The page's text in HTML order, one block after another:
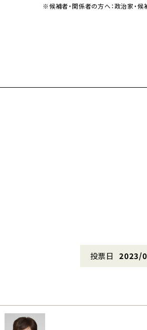
※候補者・関係者の方へ：政治家・候
投票日 2023/